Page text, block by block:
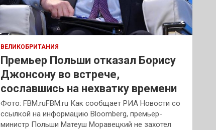
ВЕЛИКОБРИТАНИЯ
Премьер Польши отказал Борису
Джонсону во встрече,
сославшись на нехватку времени
Фото: FBM.ruFBM.ru Как сообщает РИА Новости со
ссылкой на информацию Bloomberg, премьер-
министр Польши Матеуш Моравецкий не захотел